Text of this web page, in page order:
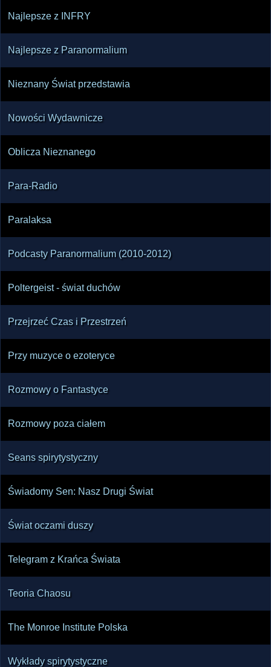
Najlepsze z INFRY
Najlepsze z Paranormalium
Nieznany Świat przedstawia
Nowości Wydawnicze
Oblicza Nieznanego
Para-Radio
Paralaksa
Podcasty Paranormalium (2010-2012)
Poltergeist - świat duchów
Przejrzeć Czas i Przestrzeń
Przy muzyce o ezoteryce
Rozmowy o Fantastyce
Rozmowy poza ciałem
Seans spirytystyczny
Świadomy Sen: Nasz Drugi Świat
Świat oczami duszy
Telegram z Krańca Świata
Teoria Chaosu
The Monroe Institute Polska
Wykłady spirytystyczne